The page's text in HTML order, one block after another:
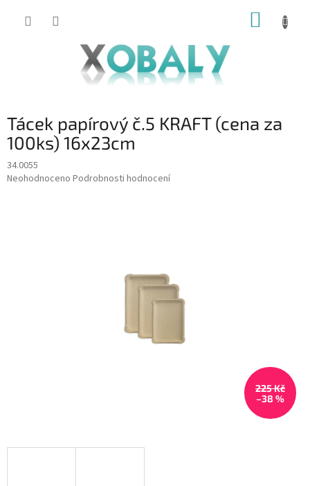
KOŠÍK
Tácek papírový č.5 KRAFT (cena za
100ks) 16x23cm
34.0055
Průměrné
Neohodnoceno Podrobnosti hodnocení
225 Kč
–38 %